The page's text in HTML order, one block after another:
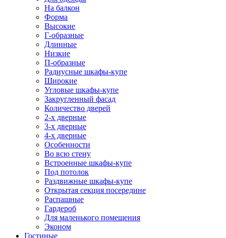
На балкон
Форма
Высокие
Г-образные
Длинные
Низкие
П-образные
Радиусные шкафы-купе
Широкие
Угловые шкафы-купе
Закругленный фасад
Количество дверей
2-х дверные
3-х дверные
4-х дверные
Особенности
Во всю стену
Встроенные шкафы-купе
Под потолок
Раздвижные шкафы-купе
Открытая секция посередине
Распашные
Гардероб
Для маленького помещения
Эконом
Гостиные